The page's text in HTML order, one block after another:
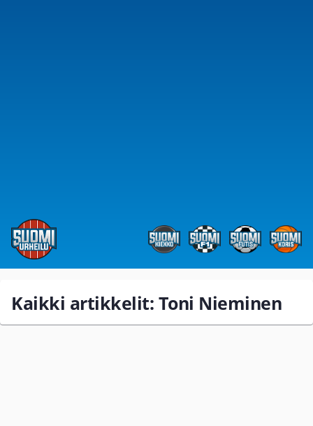
Kaikki artikkelit: Toni Nieminen